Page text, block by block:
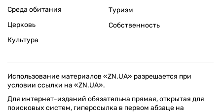
Среда обитания
Церковь
Культура
Туризм
Собственность
Использование материалов «ZN.UA» разрешается при
условии ссылки на «ZN.UA».
Для интернет-изданий обязательна прямая, открытая для
поисковых систем, гиперссылка в первом абзаце на